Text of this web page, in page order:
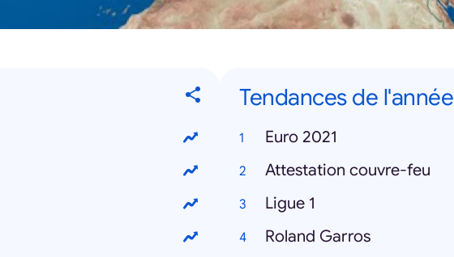
Tendances de l'année
Euro 2021
Attestation couvre-feu
Ligue 1
Roland Garros